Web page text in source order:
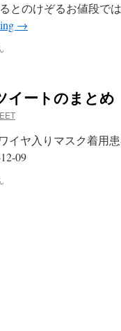
のけぞるお値段では
→
イートのまとめ
イヤ入りマスク着用
09